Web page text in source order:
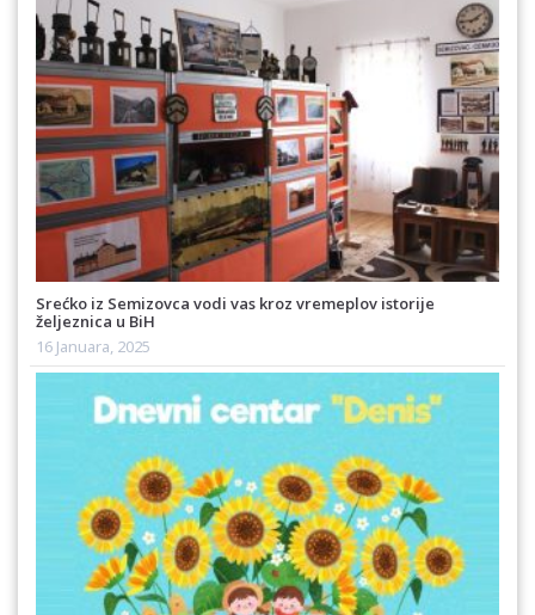
Srećko iz Semizovca vodi vas kroz vremeplov istorije
željeznica u BiH
16 Januara, 2025